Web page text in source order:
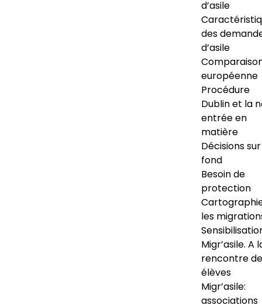
d’asile
des
d’asile
européenne
Procédure
Dublin et la
entrée en
matière
Décisions
fond
Besoin de
protection
les
Migr’asile. A
rencontre
élèves
Migr’asile:
associations